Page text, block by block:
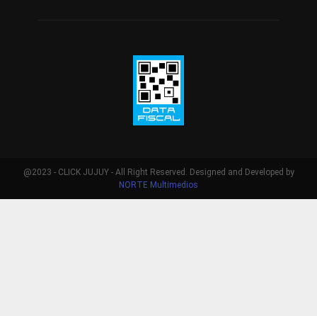
@2023 - CLICK JUJUY - All Right Reserved. Designed and Developed by
NORTE Multimedios